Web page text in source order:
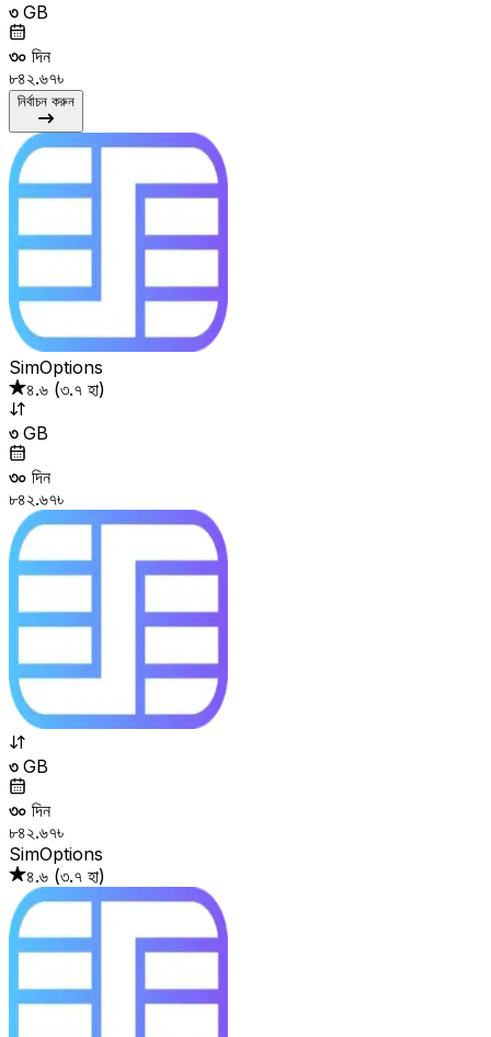
৩GB
৩০ দিন
৮৪২.৬৭৳
নির্বাচন করুন
SimOptions
৪.৬ (৩.৭ হা)
৩GB
৩০ দিন
৮৪২.৬৭৳
৩GB
৩০ দিন
৮৪২.৬৭৳
SimOptions
৪.৬ (৩.৭ হা)